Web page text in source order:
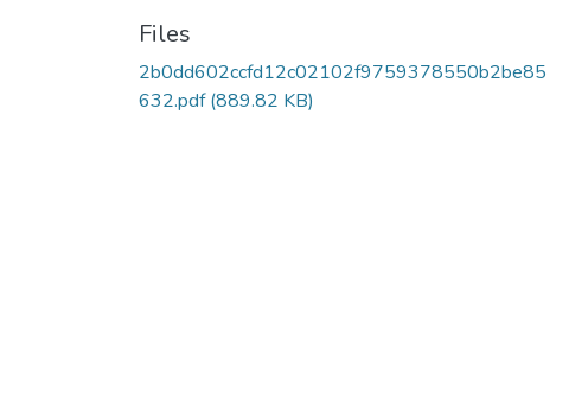
Files
2b0dd602ccfd12c02102f9759378550b2be85
632.pdf(889.82 KB)